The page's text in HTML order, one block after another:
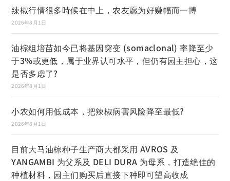
辣椒行情很多時候在中上，农友愿为好赚幅而一博
2026年8月1日
油棕组培苗如今已将基因突变 (somaclonal) 率降至少
于3%或更低，属于业界认可水平，但仍有园主担心，这
是否多虑了?
2026年8月1日
小农如何用低成本，把辣椒病害风险降至最低?
2026年8月1日
目前大马油棕种子生产商大都采用 AVROS 及
YANGAMBI 为父系及 DELI DURA 为母系，打造绝佳的
种植材料，园主们购买后直接下种即可望高收成